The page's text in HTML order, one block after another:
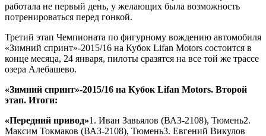
работала не первый день, у желающих была возможность
потренироваться перед гонкой.
Третий этап Чемпионата по фигурному вождению автомобиля
«Зимний спринт»-2015/16 на Кубок Lifan Motors состоится в
конце месяца, 24 января, пилоты сразятся на все той же трассе
озера Алебашево.
«Зимний спринт»-2015/16 на Кубок Lifan Motors. Второй
этап. Итоги:
«Передний привод»1. Иван Завьялов (ВАЗ-2108), Тюмень2.
Максим Токмаков (ВАЗ-2108), Тюмень3. Евгений Викулов